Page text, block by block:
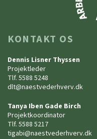
KONTAKT OS
Dennis Lisner Thyssen
Projektleder
Tlf. 5588 5248
dlt@naestvederhverv.dk
Tanya Iben Gade Birch
Projektkoordinator
Tlf. 5588 5217
tigabi@naestvederhverv.dk